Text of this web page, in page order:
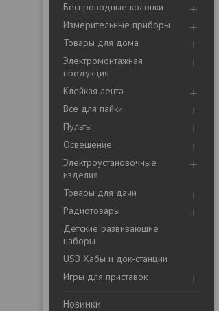
Беспроводные колонки
Измерительные приборы
Товары для дома
Электромонтажная
продукция
Клейкая лента
Все для пайки
Пульты
Освещение
Электроустановочные
изделия
Товары для дачи
Радиотовары
Детские развивающие
наборы
USB Хабы и док-станции
Игры для приставок
Новинки